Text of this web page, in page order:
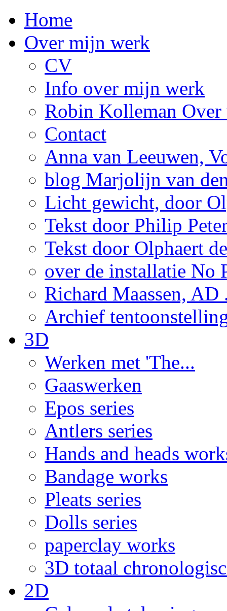
Home
Over mijn werk
CV
Info over mijn werk
Robin Kolleman
Contact
Anna van Leeuwen,
blog Marjolijn van
Licht gewicht, door
Tekst door Philip
Tekst door Olphaert
over de installatie No
Richard Maassen, AD
Archief
3D
Werken met 'The...
Gaaswerken
Epos series
Antlers series
Hands and heads
Bandage works
Pleats series
Dolls series
paperclay works
3D totaal
2D